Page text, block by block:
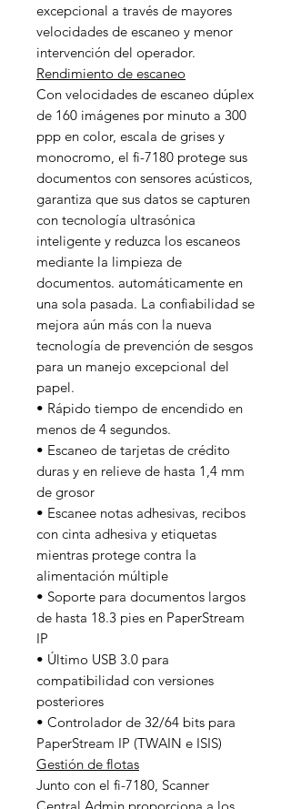
excepcional a través de mayores
velocidades de escaneo y menor
intervención del operador.
Rendimiento de escaneo
Con velocidades de escaneo dúplex
de 160 imágenes por minuto a 300
ppp en color, escala de grises y
monocromo, el fi-7180 protege sus
documentos con sensores acústicos,
garantiza que sus datos se capturen
con tecnología ultrasónica
inteligente y reduzca los escaneos
mediante la limpieza de
documentos. automáticamente en
una sola pasada. La confiabilidad se
mejora aún más con la nueva
tecnología de prevención de sesgos
para un manejo excepcional del
papel.
• Rápido tiempo de encendido en
menos de 4 segundos.
• Escaneo de tarjetas de crédito
duras y en relieve de hasta 1,4 mm
de grosor
• Escanee notas adhesivas, recibos
con cinta adhesiva y etiquetas
mientras protege contra la
alimentación múltiple
• Soporte para documentos largos
de hasta 18.3 pies en PaperStream
IP
• Último USB 3.0 para
compatibilidad con versiones
posteriores
• Controlador de 32/64 bits para
PaperStream IP (TWAIN e ISIS)
Gestión de flotas
Junto con el fi-7180, Scanner